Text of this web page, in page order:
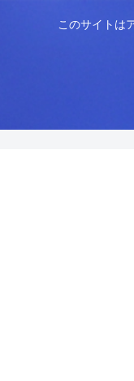
このサイトは